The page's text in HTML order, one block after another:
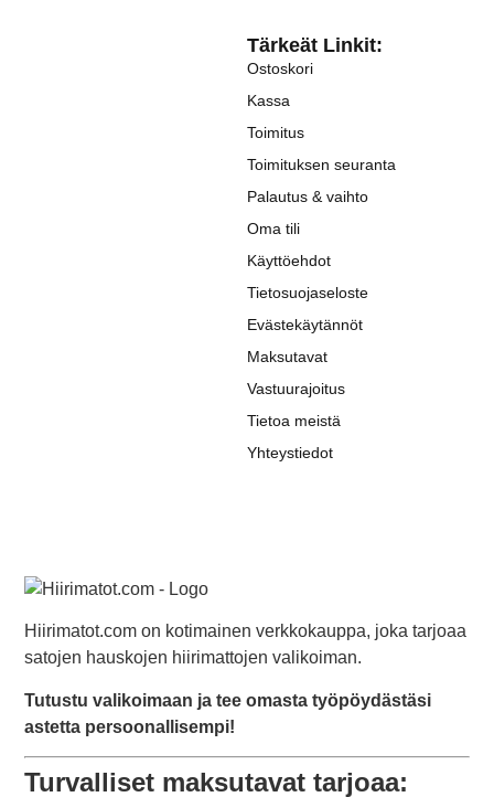
Hiirimatot.com on kotimainen verkkokauppa, joka tarjoaa
satojen hauskojen hiirimattojen valikoiman.
Tutustu valikoimaan ja tee omasta työpöydästäsi
astetta persoonallisempi!
Turvalliset maksutavat tarjoaa:
Tärkeät Linkit:
Ostoskori
Kassa
Toimitus
Toimituksen seuranta
Palautus & vaihto
Oma tili
Käyttöehdot
Tietosuojaseloste
Evästekäytännöt
Maksutavat
Vastuurajoitus
Tietoa meistä
Yhteystiedot